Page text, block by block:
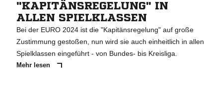
"KAPITÄNSREGELUNG" IN
ALLEN SPIELKLASSEN
Bei der EURO 2024 ist die "Kapitänsregelung" auf große
Zustimmung gestoßen, nun wird sie auch einheitlich in allen
Spielklassen eingeführt - von Bundes- bis Kreisliga.
Mehr lesen